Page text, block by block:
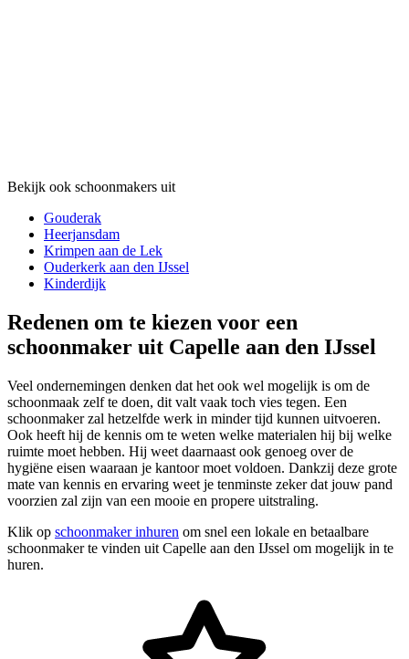
Bekijk ook schoonmakers uit
Gouderak
Heerjansdam
Krimpen aan de Lek
Ouderkerk aan den IJssel
Kinderdijk
Redenen om te kiezen voor een
schoonmaker uit Capelle aan den IJssel
Veel ondernemingen denken dat het ook wel mogelijk is om de
schoonmaak zelf te doen, dit valt vaak toch vies tegen. Een
schoonmaker zal hetzelfde werk in minder tijd kunnen uitvoeren.
Ook heeft hij de kennis om te weten welke materialen hij bij welke
ruimte moet hebben. Hij weet daarnaast ook genoeg over de
hygiëne eisen waaraan je kantoor moet voldoen. Dankzij deze grote
mate van kennis en ervaring weet je tenminste zeker dat jouw pand
voorzien zal zijn van een mooie en propere uitstraling.
Klik op schoonmaker inhuren om snel een lokale en betaalbare
schoonmaker te vinden uit Capelle aan den IJssel om mogelijk in te
huren.